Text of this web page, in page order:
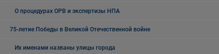
О процедурах ОРВ и экспертизы НПА
75-летие Победы в Великой Отечественной войне
Их именами названы улицы города